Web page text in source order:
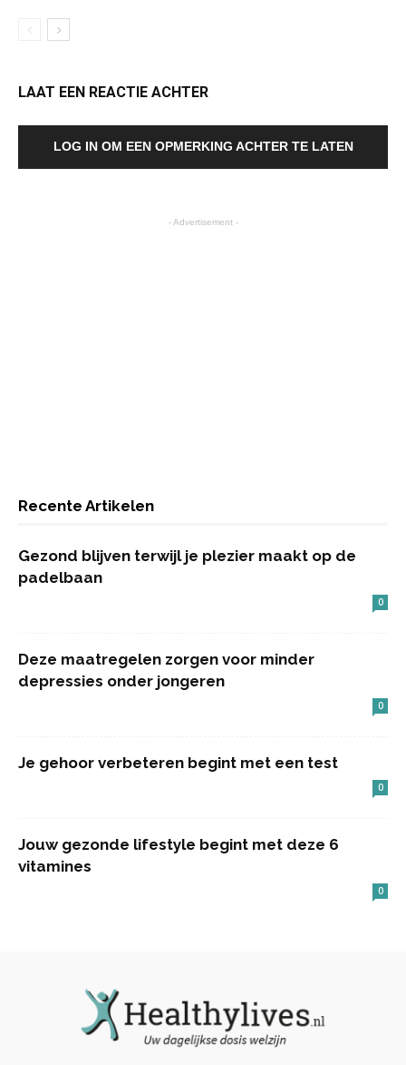
LAAT EEN REACTIE ACHTER
LOG IN OM EEN OPMERKING ACHTER TE LATEN
- Advertisement -
Recente Artikelen
Gezond blijven terwijl je plezier maakt op de
padelbaan
0
Deze maatregelen zorgen voor minder
depressies onder jongeren
0
Je gehoor verbeteren begint met een test
0
Jouw gezonde lifestyle begint met deze 6
vitamines
0